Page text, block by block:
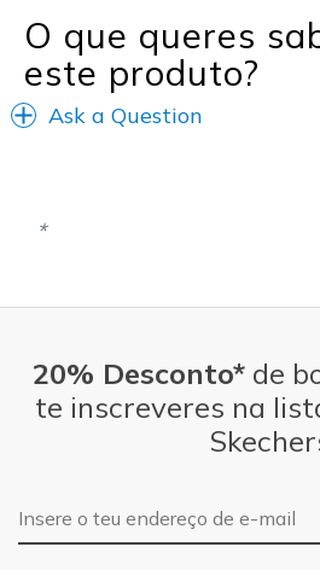
Sizing
Feels true to
View On Shoes
Shoes are for
O que queres
este produto?
Ask a Question
20% Desconto*de
te inscreveres na
Endereço de e-mail